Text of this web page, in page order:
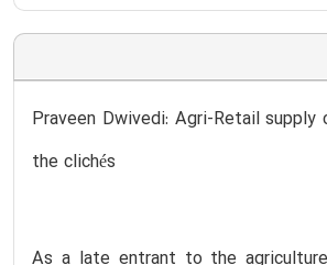
Praveen Dwivedi: Agri-Retail supply
the clichés
As a late entrant to the